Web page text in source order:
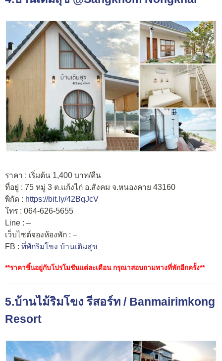
ราคา : เริ่มต้น 1,400 บาท/คืน
ที่อยู่ : 75 หมู่ 3 ต.แก้งไก่ อ.สังคม จ.หนองคาย 43160
พิกัด : https://bit.ly/42BqJcV
โทร : 064-626-5655
Line : –
เว็บไซต์จองห้องพัก : –
FB : ที่พักริมโขง บ้านเติมสุข
**ราคาขึ้นอยู่กับโปรโมชันแต่ละเดือน กรุณาสอบถามทางที่พักอีกครั้ง**
5.บ้านไม้ริมโขง รีสอร์ท / Banmairimkong
Resort